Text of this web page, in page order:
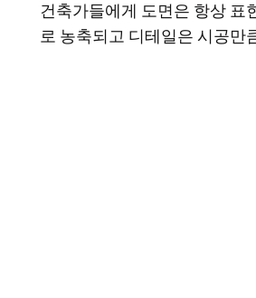
건축가들에게 도면은 항상 표
로 농축되고 디테일은 시공만